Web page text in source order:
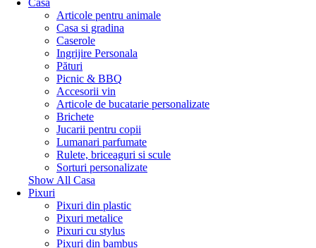
Casa
Articole pentru animale
Casa si gradina
Caserole
Ingrijire Personala
Pături
Picnic & BBQ
Accesorii vin
Articole de bucatarie personalizate
Brichete
Jucarii pentru copii
Lumanari parfumate
Rulete, briceaguri si scule
Sorturi personalizate
Show All Casa
Pixuri
Pixuri din plastic
Pixuri metalice
Pixuri cu stylus
Pixuri din bambus